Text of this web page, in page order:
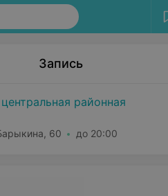
Запись
районная
60 до 20:00